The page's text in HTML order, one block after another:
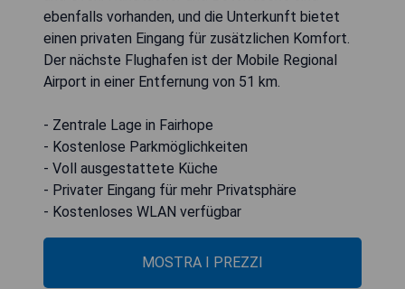
ebenfalls vorhanden, und die Unterkunft bietet
einen privaten Eingang für zusätzlichen Komfort.
Der nächste Flughafen ist der Mobile Regional
Airport in einer Entfernung von 51 km.
- Zentrale Lage in Fairhope
- Kostenlose Parkmöglichkeiten
- Voll ausgestattete Küche
- Privater Eingang für mehr Privatsphäre
- Kostenloses WLAN verfügbar
MOSTRA I PREZZI